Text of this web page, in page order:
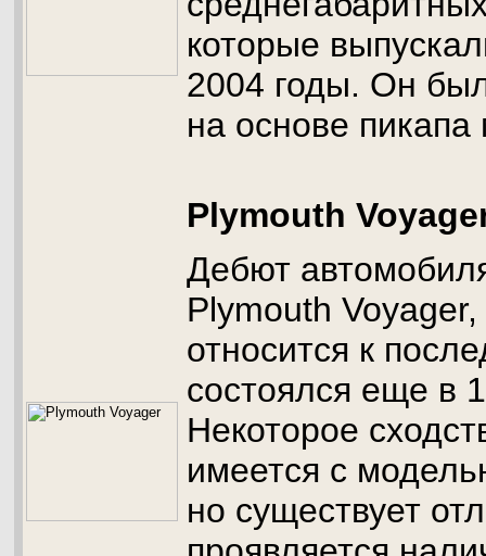
которые
2004 годы. Он
на основе
Plymouth
Дебют
Plymouth Voyager,
относится к
состоялся еще в
Некоторое
имеется с
но существует